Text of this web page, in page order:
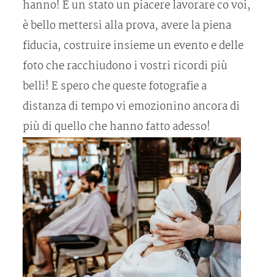
hanno! È un stato un piacere lavorare co voi,
è bello mettersi alla prova, avere la piena
fiducia, costruire insieme un evento e delle
foto che racchiudono i vostri ricordi più
belli! E spero che queste fotografie a
distanza di tempo vi emozionino ancora di
più di quello che hanno fatto adesso!